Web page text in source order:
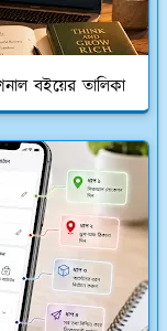
বইয়ের তালিকা